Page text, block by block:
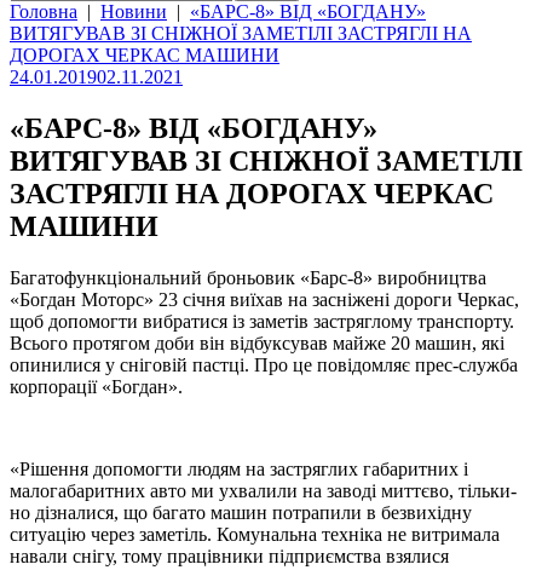
Головна | Новини | «БАРС-8» ВІД «БОГДАНУ»
ВИТЯГУВАВ ЗІ СНІЖНОЇ ЗАМЕТІЛІ ЗАСТРЯГЛІ НА
ДОРОГАХ ЧЕРКАС МАШИНИ
24.01.201902.11.2021
«БАРС-8» ВІД «БОГДАНУ»
ВИТЯГУВАВ ЗІ СНІЖНОЇ ЗАМЕТІЛІ
ЗАСТРЯГЛІ НА ДОРОГАХ ЧЕРКАС
МАШИНИ
Багатофункціональний броньовик «Барс-8» виробництва
«Богдан Моторс» 23 січня виїхав на засніжені дороги Черкас,
щоб допомогти вибратися із заметів застряглому транспорту.
Всього протягом доби він відбуксував майже 20 машин, які
опинилися у сніговій пастці. Про це повідомляє прес-служба
корпорації «Богдан».
«Рішення допомогти людям на застряглих габаритних і
малогабаритних авто ми ухвалили на заводі миттєво, тільки-
но дізналися, що багато машин потрапили в безвихідну
ситуацію через заметіль. Комунальна техніка не витримала
навали снігу, тому працівники підприємства взялися